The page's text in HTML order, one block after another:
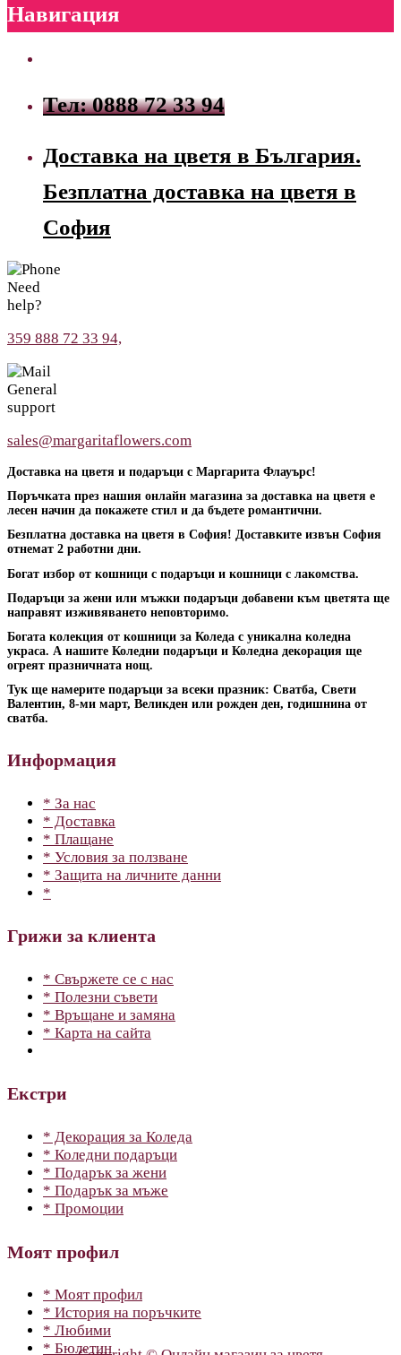
Навигация
Тел: 0888 72 33 94
Доставка на цветя в България.
Безплатна доставка на цветя в
София
Need
help?
359 888 72 33 94,
General
support
sales@margaritaflowers.com
Доставка на цветя и подаръци с Маргарита Флауърс!
Поръчката през нашия онлайн магазина за доставка на цветя е
лесен начин да покажете стил и да бъдете романтични.
Безплатна доставка на цветя в София! Доставките извън София
отнемат 2 работни дни.
Богат избор от кошници с подаръци и кошници с лакомства.
Подаръци за жени или мъжки подаръци добавени към цветята ще
направят изживяването неповторимо.
Богата колекция от кошници за Коледа с уникална коледна
украса. А нашите Коледни подаръци и Коледна декорация ще
огреят празничната нощ.
Тук ще намерите подаръци за всеки празник: Сватба, Свети
Валентин, 8-ми март, Великден или рожден ден, годишнина от
сватба.
Информация
* За нас
* Доставка
* Плащане
* Условия за ползване
* Защита на личните данни
*
Грижи за клиента
* Свържете се с нас
* Полезни съвети
* Връщане и замяна
* Карта на сайта
Екстри
* Декорация за Коледа
* Коледни подаръци
* Подарък за жени
* Подарък за мъже
* Промоции
Моят профил
* Моят профил
* История на поръчките
* Любими
* Бюлетин